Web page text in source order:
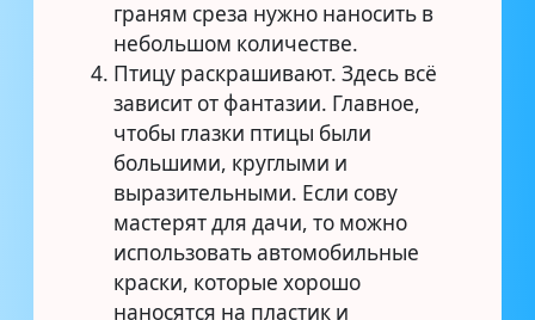
граням среза нужно наносить в
небольшом количестве.
Птицу раскрашивают. Здесь всё
зависит от фантазии. Главное,
чтобы глазки птицы были
большими, круглыми и
выразительными. Если сову
мастерят для дачи, то можно
использовать автомобильные
краски, которые хорошо
наносятся на пластик и